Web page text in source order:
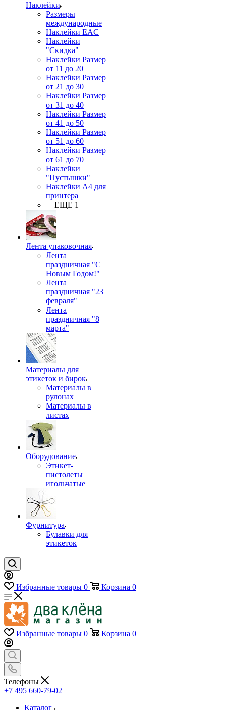
Наклейки
Размеры
международные
Наклейки EAC
Наклейки
"Скидка"
Наклейки Размер
от 11 до 20
Наклейки Размер
от 21 до 30
Наклейки Размер
от 31 до 40
Наклейки Размер
от 41 до 50
Наклейки Размер
от 51 до 60
Наклейки Размер
от 61 до 70
Наклейки
"Пустышки"
Наклейки А4 для
принтера
+ ЕЩЕ 1
Лента упаковочная
Лента
праздничная "С
Новым Годом!"
Лента
праздничная "23
февраля"
Лента
праздничная "8
марта"
Материалы для
этикеток и бирок
Материалы в
рулонах
Материалы в
листах
Оборудование
Этикет-
пистолеты
игольчатые
Фурнитура
Булавки для
этикеток
Избранные товары 0 Корзина 0
Избранные товары 0 Корзина 0
Телефоны
+7 495 660-79-02
Каталог